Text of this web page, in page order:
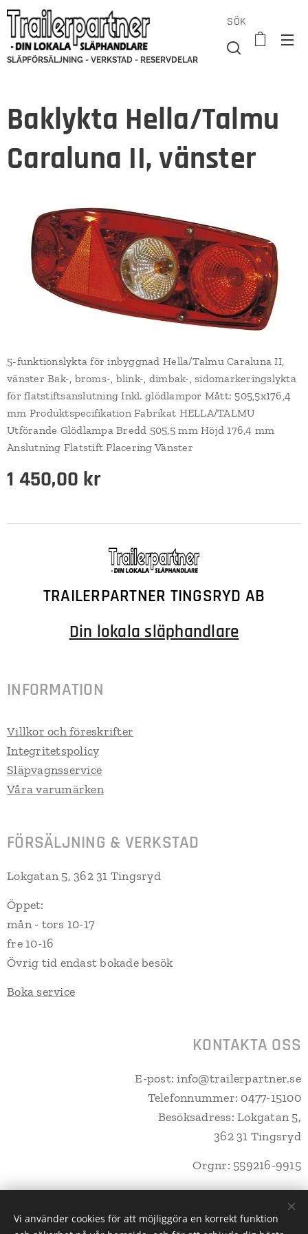
SLÄPFÖRSÄLJNING - VERKSTAD - RESERVDELAR
SÖK
Baklykta Hella/Talmu
Caraluna II, vänster
5-funktionslykta för inbyggnad Hella/Talmu Caraluna II,
vänster Bak-, broms-, blink-, dimbak-, sidomarkeringslykta
för flatstiftsanslutning Inkl. glödlampor Mått: 505,5x176,4
mm Produktspecifikation Fabrikat HELLA/TALMU
Utförande Glödlampa Bredd 505,5 mm Höjd 176,4 mm
Anslutning Flatstift Placering Vänster
1 450,00 kr
TRAILERPARTNER TINGSRYD AB
Din lokala släphandlare
INFORMATION
Villkor och föreskrifter
Integritetspolicy
Släpvagnsservice
Våra varumärken
FÖRSÄLJNING & VERKSTAD
Lokgatan 5, 362 31 Tingsryd
Öppet:
mån - tors 10-17
fre 10-16
Övrig tid endast bokade besök
Boka service
KONTAKTA OSS
E-post: info@trailerpartner.se
Telefonnummer: 0477-15100
Besöksadress: Lokgatan 5,
362 31 Tingsryd
Orgnr: 559216-9915
Vi använder cookies för att möjliggöra en korrekt funktion